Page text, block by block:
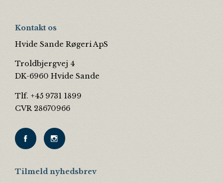
Kontakt os
Hvide Sande Røgeri ApS
Troldbjergvej 4
DK-6960 Hvide Sande
Tlf. +45 9731 1899
CVR 28670966
Tilmeld nyhedsbrev